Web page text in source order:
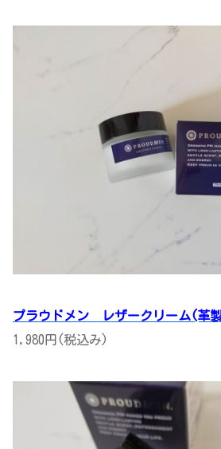
プラウドメン レザークリーム(革
1,980円(税込み)